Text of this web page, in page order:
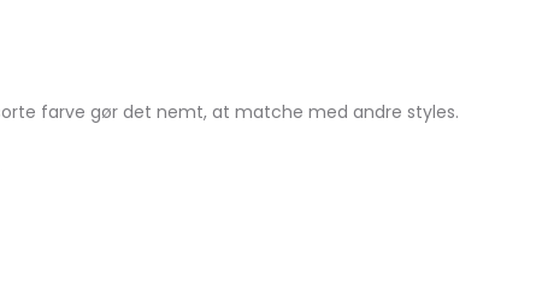
farve gør det nemt, at matche med andre styles.